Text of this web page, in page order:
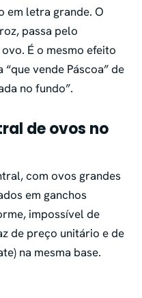
em letra grande. O
passa pelo
É o mesmo efeito
vende Páscoa” de
no fundo”.
de ovos no
com ovos grandes
em ganchos
impossível de
de preço unitário e de
na mesma base.